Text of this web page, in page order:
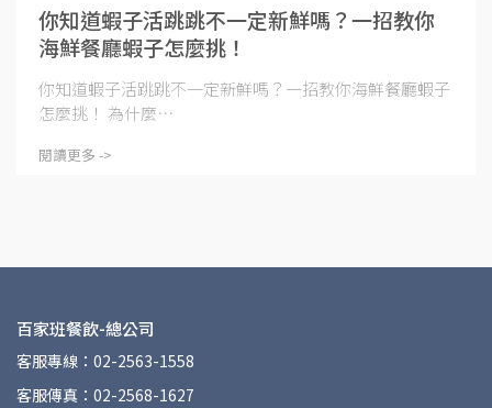
你知道蝦子活跳跳不一定新鮮嗎？一招教你
海鮮餐廳蝦子怎麼挑！
你知道蝦子活跳跳不一定新鮮嗎？一招教你海鮮餐廳蝦子
怎麼挑！ 為什麼⋯
閱讀更多 ->
百家班餐飲-總公司
客服專線：02-2563-1558
客服傳真：02-2568-1627